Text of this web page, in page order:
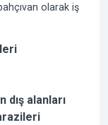
olarak iş
alanları